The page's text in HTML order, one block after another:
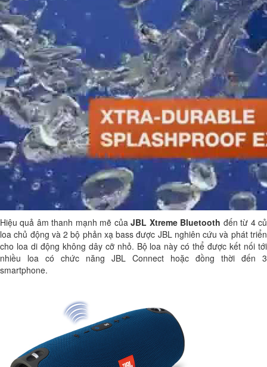
Hiệu quả âm thanh mạnh mẽ củaJBL Xtreme Bluetooth đến từ 4 củ
loa chủ động và 2 bộ phản xạ bass được JBL nghiên cứu và phát triển
cho loa di động không dây cỡ nhỏ. Bộ loa này có thể được kết nối tới
nhiều loa có chức năng JBL Connect hoặc đồng thời đến 3
smartphone.